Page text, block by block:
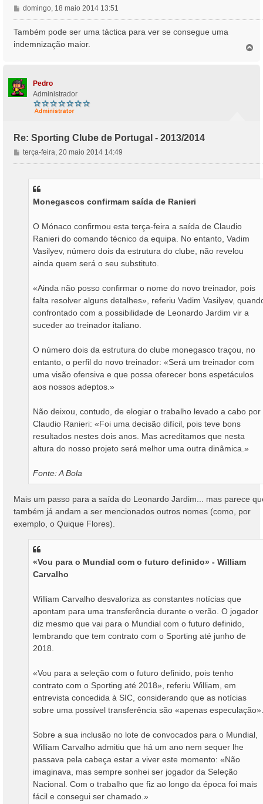
M
e
n
s
a
m
domingo, 18 maio 2014 13:51
Também pode ser uma táctica para ver se consegue uma
indemnização maior.
Pedro
Administrador
Re: Sporting Clube de Portugal - 2013/2014
M
e
terça-feira, 20 maio 2014 14:49
Monegascos confirmam saída de Ranieri
O Mónaco confirmou esta terça-feira a saída de Claudio
Ranieri do comando técnico da equipa. No entanto, Vadim
Vasilyev, número dois da estrutura do clube, não revelou
ainda quem será o seu substituto.
«Ainda não posso confirmar o nome do novo treinador, pois
falta resolver alguns detalhes», referiu Vadim Vasilyev,
confrontado com a possibilidade de Leonardo Jardim vir a
suceder ao treinador italiano.
O número dois da estrutura do clube monegasco traçou, no
entanto, o perfil do novo treinador: «Será um treinador com
uma visão ofensiva e que possa oferecer bons espetáculos
aos nossos adeptos.»
Não deixou, contudo, de elogiar o trabalho levado a cabo por
Claudio Ranieri: «Foi uma decisão difícil, pois teve bons
resultados nestes dois anos. Mas acreditamos que nesta
altura do nosso projeto será melhor uma outra dinâmica.»
Fonte: A Bola
Mais um passo para a saída do Leonardo Jardim... mas parece
também já andam a ser mencionados outros nomes (como, por
exemplo, o Quique Flores).
«Vou para o Mundial com o futuro definido» - William
Carvalho
William Carvalho desvaloriza as constantes notícias que
apontam para uma transferência durante o verão. O jogador
diz mesmo que vai para o Mundial com o futuro definido,
lembrando que tem contrato com o Sporting até junho de
2018.
«Vou para a seleção com o futuro definido, pois tenho
contrato com o Sporting até 2018», referiu William, em
entrevista concedida à SIC, considerando que as notícias
sobre uma possível transferência são «apenas especulação».
Sobre a sua inclusão no lote de convocados para o Mundial,
William Carvalho admitiu que há um ano nem sequer lhe
passava pela cabeça estar a viver este momento: «Não
imaginava, mas sempre sonhei ser jogador da Seleção
Nacional. Com o trabalho que fiz ao longo da época foi mais
fácil e consegui ser chamado.»